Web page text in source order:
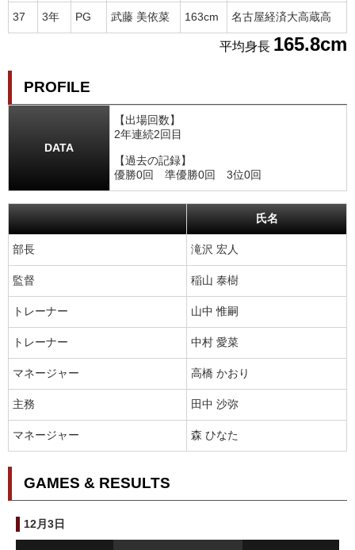
37 3年 PG 武藤 美依菜 163cm 名古屋経済大高蔵高
平均身長 165.8cm
PROFILE
DATA
【出場回数】
2年連続2回目
【過去の記録】
優勝0回 準優勝0回 3位0回
氏名
部長 滝沢 宏人
監督 稲山 泰樹
トレーナー 山中 惟嗣
トレーナー 中村 愛菜
マネージャー 高橋 かおり
主務 田中 沙弥
マネージャー 森 ひなた
GAMES & RESULTS
12月3日